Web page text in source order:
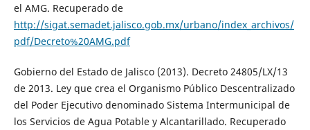
el AMG. Recuperado de
http://sigat.semadet.jalisco.gob.mx/urbano/index_archivos/
pdf/Decreto%20AMG.pdf
Gobierno del Estado de Jalisco (2013). Decreto 24805/LX/13
de 2013. Ley que crea el Organismo Público Descentralizado
del Poder Ejecutivo denominado Sistema Intermunicipal de
los Servicios de Agua Potable y Alcantarillado. Recuperado